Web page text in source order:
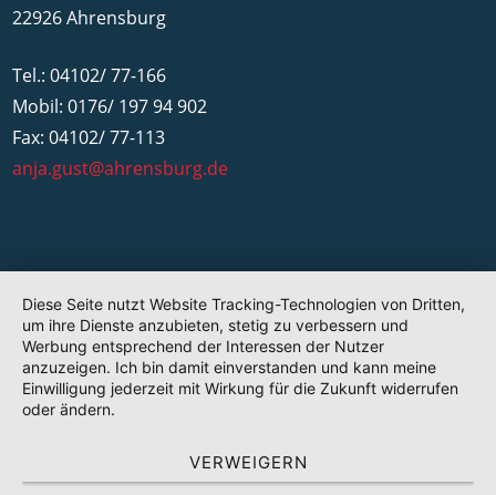
22926 Ahrensburg
Tel.: 04102/ 77-166
Mobil: 0176/ 197 94 902
Fax: 04102/ 77-113
anja.gust@ahrensburg.de
Diese Seite nutzt Website Tracking-Technologien von Dritten,
um ihre Dienste anzubieten, stetig zu verbessern und
Werbung entsprechend der Interessen der Nutzer
anzuzeigen. Ich bin damit einverstanden und kann meine
Einwilligung jederzeit mit Wirkung für die Zukunft widerrufen
oder ändern.
VERWEIGERN